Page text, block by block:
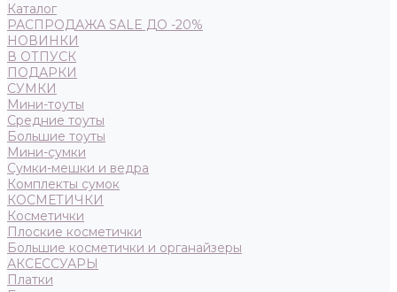
Каталог
РАСПРОДАЖА SALE ДО -20%
НОВИНКИ
В ОТПУСК
ПОДАРКИ
СУМКИ
Мини-тоуты
Средние тоуты
Большие тоуты
Мини-сумки
Сумки-мешки и ведра
Комплекты сумок
КОСМЕТИЧКИ
Косметички
Плоские косметички
Большие косметички и органайзеры
АКСЕССУАРЫ
Платки